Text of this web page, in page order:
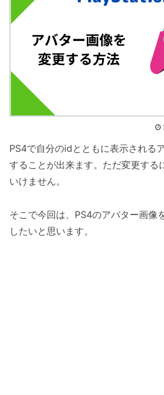
PS4で自分のidとともに表示される
することが出来ます。ただ変更する
いけません。
そこで今回は、PS4のアバター画像
したいと思います。